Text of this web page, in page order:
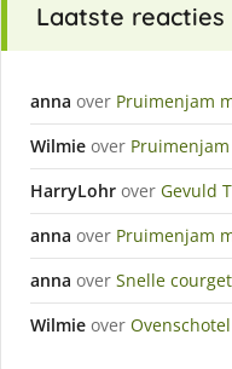
Laatste reacties
anna over Pruimenjam
Wilmie over
HarryLohr over Gevuld
anna over Pruimenjam
anna over Snelle
Wilmie over